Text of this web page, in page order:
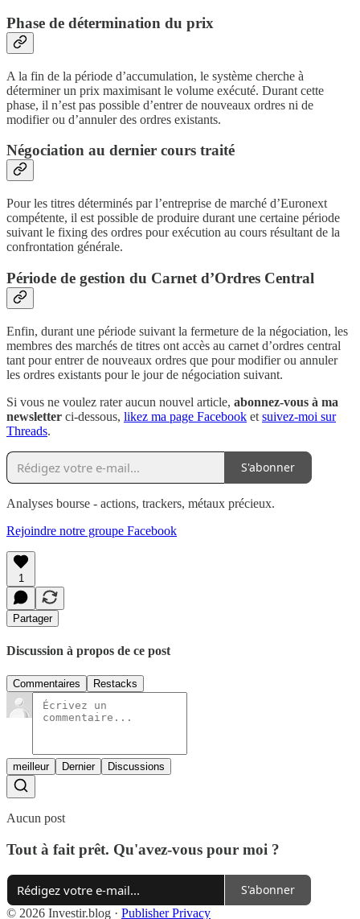
Phase de détermination du prix
A la fin de la période d’accumulation, le système cherche à
déterminer un prix maximisant le volume exécuté. Durant cette
phase, il n’est pas possible d’entrer de nouveaux ordres ni de
modifier ou d’annuler des ordres existants.
Négociation au dernier cours traité
Pour les titres déterminés par l’entreprise de marché d’Euronext
compétente, il est possible de produire durant une certaine période
suivant le fixing des ordres pour exécution au cours résultant de la
confrontation générale.
Période de gestion du Carnet d’Ordres Central
Enfin, durant une période suivant la fermeture de la négociation, les
membres des marchés de titres ont accès au carnet d’ordres central
tant pour entrer de nouveaux ordres que pour modifier ou annuler
les ordres existants pour le jour de négociation suivant.
Si vous ne voulez rater aucun nouvel article, abonnez-vous à ma
newsletter ci-dessous, likez ma page Facebook et suivez-moi sur
Threads.
S'abonner
Analyses bourse - actions, trackers, métaux précieux.
Rejoindre notre groupe Facebook
1
Partager
Discussion à propos de ce post
Commentaires Restacks
meilleur Dernier Discussions
Aucun post
Tout à fait prêt. Qu'avez-vous pour moi ?
S'abonner
© 2026 Investir.blog · Publisher Privacy